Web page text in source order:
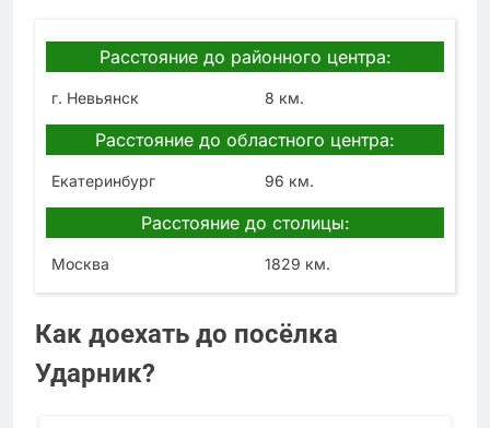
Расстояние до районного центра:
г. Невьянск 8 км.
Расстояние до областного центра:
Екатеринбург 96 км.
Расстояние до столицы:
Москва 1829 км.
Как доехать до посёлка
Ударник?